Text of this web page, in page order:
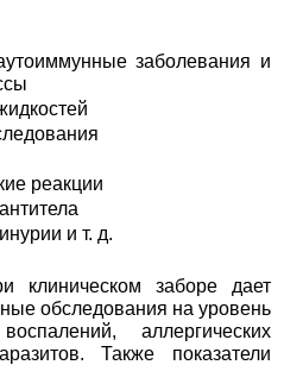
заболевания и
реакции
и т. д.
клиническом заборе дает
обследования на уровень
аллергических
Также показатели